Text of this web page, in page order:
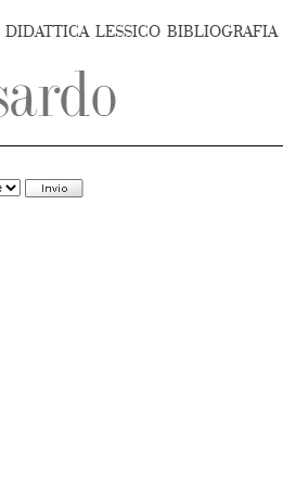
DIDATTICA LESSICO BIBLIOGRAFIA